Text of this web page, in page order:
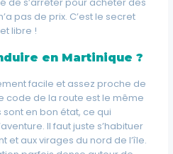
de s’arrêter pour acheter des
pas de prix. C’est le secret
libre !
en Martinique ?
facile et assez proche de
code de la route est le même
sont en bon état, ce qui
Il faut juste s’habituer
et aux virages du nord de l’île.